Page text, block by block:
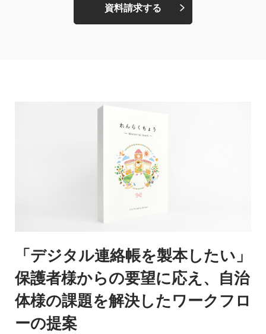
資料請求する
「デジタル連絡帳を製本したい」
保護者様からの要望に応え、自治
体様の課題を解決したワークフロ
ーの提案